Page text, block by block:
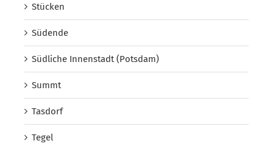
Stücken
Südende
Südliche Innenstadt (Potsdam)
Summt
Tasdorf
Tegel